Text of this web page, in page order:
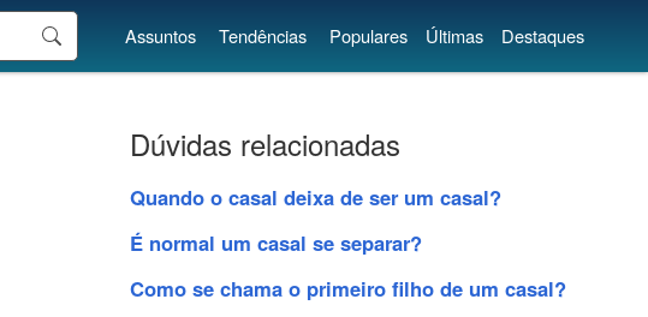
Assuntos Tendências Populares Últimas Destaques
Dúvidas relacionadas
Quando o casal deixa de ser um casal?
É normal um casal se separar?
Como se chama o primeiro filho de um casal?